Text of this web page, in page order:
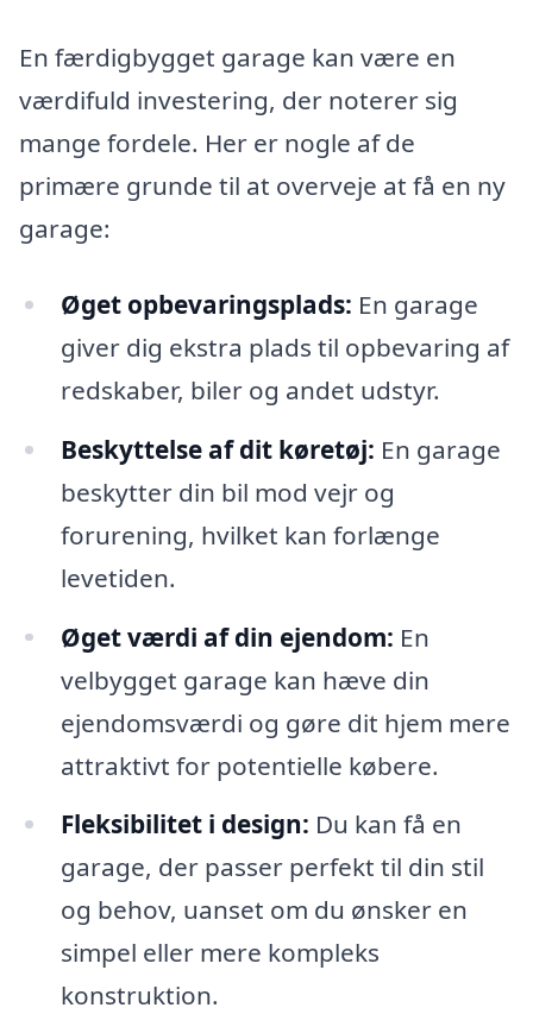
En færdigbygget garage kan være en
værdifuld investering, der noterer sig
mange fordele. Her er nogle af de
primære grunde til at overveje at få en ny
garage:
Øget opbevaringsplads: En garage
giver dig ekstra plads til opbevaring af
redskaber, biler og andet udstyr.
Beskyttelse af dit køretøj: En garage
beskytter din bil mod vejr og
forurening, hvilket kan forlænge
levetiden.
Øget værdi af din ejendom: En
velbygget garage kan hæve din
ejendomsværdi og gøre dit hjem mere
attraktivt for potentielle købere.
Fleksibilitet i design: Du kan få en
garage, der passer perfekt til din stil
og behov, uanset om du ønsker en
simpel eller mere kompleks
konstruktion.